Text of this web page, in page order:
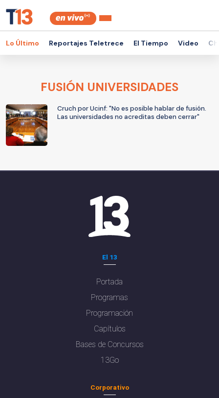
Lo Último Reportajes Teletrece El Tiempo Video
FUSIÓN UNIVERSIDADES
Cruch por Ucinf: "No es posible hablar de fusión.
Las universidades no acreditas deben cerrar"
El 13
Portada
Programas
Programación
Capítulos
Bases de Concursos
13Go
Corporativo